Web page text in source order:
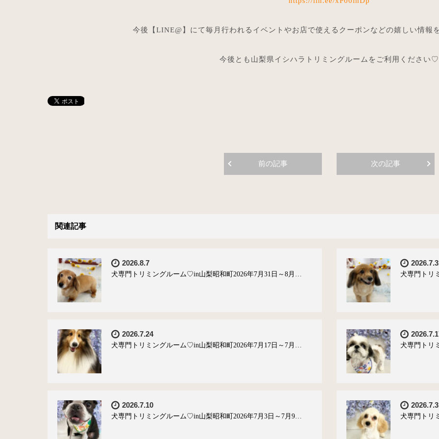
今後【LINE@】にて毎月行われるイベントやお店で使えるクーポンなどの嬉しい情報
今後とも山梨県イシハラトリミングルームをご利用ください♡
前の記事 次の記事
関連記事
2026.8.7
犬専門トリミングルーム♡in山梨昭和町2026年7月31日～8月… 犬専門トリ
2026.7.24
犬専門トリミングルーム♡in山梨昭和町2026年7月17日～7月… 犬専門トリ
2026.7.10
犬専門トリミングルーム♡in山梨昭和町2026年7月3日～7月9…
2026.7.3
犬専門トリ